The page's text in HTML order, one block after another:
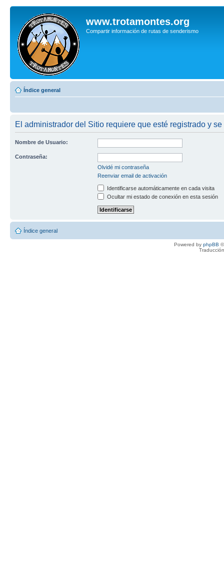
www.trotamontes.org
Compartir información de rutas de senderismo
Índice general
El administrador del Sitio requiere que esté registrado y
Nombre de Usuario:
Contraseña:
Olvidé mi contraseña
Reenviar email de activación
Identificarse automáticamente en cada visita
Ocultar mi estado de conexión en esta sesión
Índice general
Powered by phpBB